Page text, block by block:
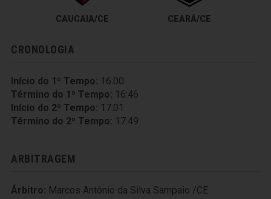
CAUCAIA/CE CEARÁ/CE
CRONOLOGIA
Início do 1º Tempo: 16:00
Término do 1º Tempo: 16:46
Início do 2º Tempo: 17:01
Término do 2º Tempo: 17:49
ARBITRAGEM
Árbitro: Marcos Antônio da Silva Sampaio /CE